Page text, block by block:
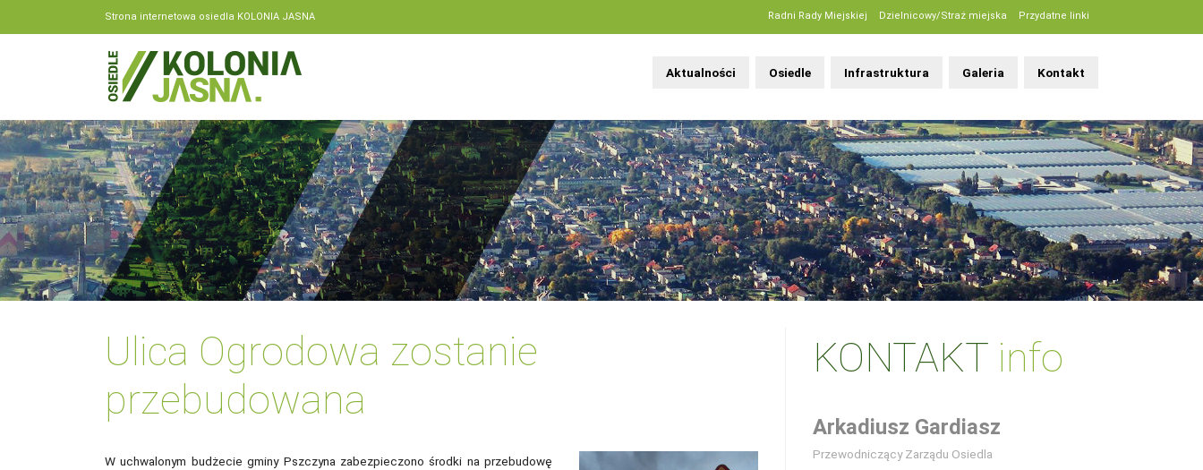
Strona internetowa osiedla KOLONIA JASNA Radni Rady Miejskiej Dzielnicowy/Straż miejska Przydatne linki
Aktualności Osiedle Infrastruktura Galeria Kontakt
Ulica Ogrodowa zostanie
przebudowana
W uchwalonym budżecie gminy Pszczyna zabezpieczono środki na przebudowę
KONTAKT info
Arkadiusz Gardiasz
Przewodniczący Zarządu Osiedla